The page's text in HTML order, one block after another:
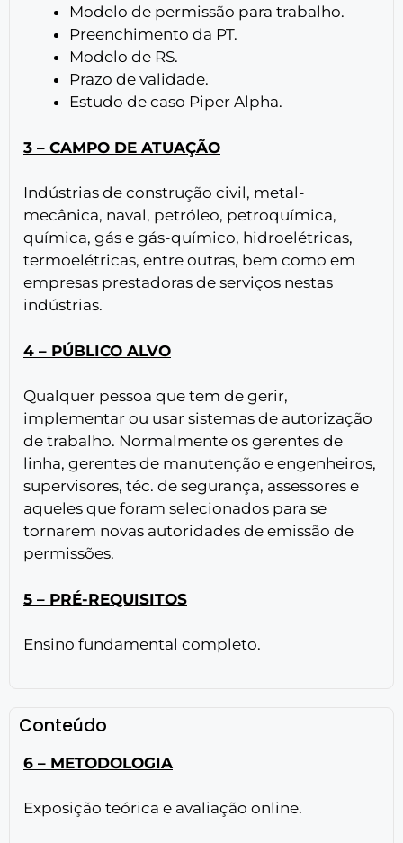
Modelo de permissão para trabalho.
Preenchimento da PT.
Modelo de RS.
Prazo de validade.
Estudo de caso Piper Alpha.
3 – CAMPO DE ATUAÇÃO
Indústrias de construção civil, metal-
mecânica, naval, petróleo, petroquímica,
química, gás e gás-químico, hidroelétricas,
termoelétricas, entre outras, bem como em
empresas prestadoras de serviços nestas
indústrias.
4 – PÚBLICO ALVO
Qualquer pessoa que tem de gerir,
implementar ou usar sistemas de autorização
de trabalho. Normalmente os gerentes de
linha, gerentes de manutenção e engenheiros,
supervisores, téc. de segurança, assessores e
aqueles que foram selecionados para se
tornarem novas autoridades de emissão de
permissões.
5 – PRÉ-REQUISITOS
Ensino fundamental completo.
Conteúdo
6 – METODOLOGIA
Exposição teórica e avaliação online.